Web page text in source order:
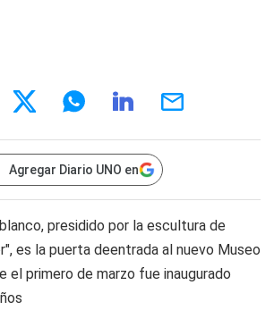
Agregar Diario UNO en
presidido por la escultura de
es la puerta deentrada al nuevo Museo
el primero de marzo fue inaugurado